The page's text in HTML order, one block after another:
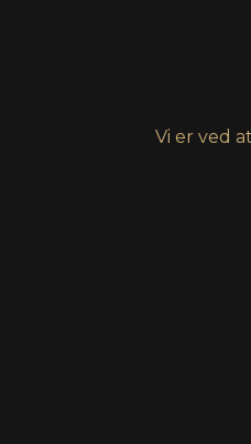
Vi er ved